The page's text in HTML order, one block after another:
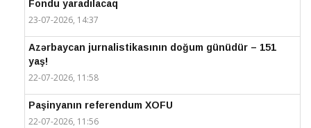
Fondu yaradılacaq
23-07-2026, 14:37
Azərbaycan jurnalistikasının doğum günüdür – 151
yaş!
22-07-2026, 11:58
Paşinyanın referendum XOFU
22-07-2026, 11:56